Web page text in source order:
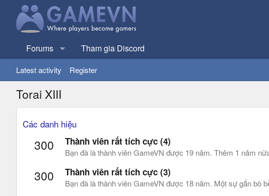
Forums Tham gia Discord
Latest activity Register
Torai XIII
Các danh hiệu
300 Thành viên rất tích cực (4)
Bạn đã là thành viên GameVN được 19 năm. Thêm 1 năm
300 Thành viên rất tích cực (3)
Bạn đã là thành viên GameVN được 18 năm. Một sự gắn bò